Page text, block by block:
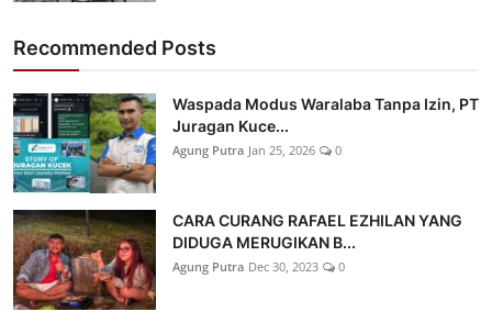
Recommended Posts
Waspada Modus Waralaba Tanpa Izin, PT
Juragan Kuce...
Agung Putra Jan 25, 2026 0
CARA CURANG RAFAEL EZHILAN YANG
DIDUGA MERUGIKAN B...
Agung Putra Dec 30, 2023 0